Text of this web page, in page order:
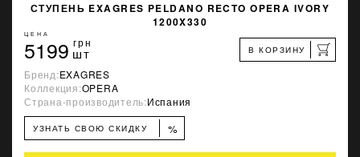
СТУПЕНЬ EXAGRES PELDANO RECTO OPERA IVORY
1200X330
ЦЕНА
5199 грн
шт В КОРЗИНУ
Бренд:EXAGRES
Коллекция:OPERA
Страна-производитель:Испания
УЗНАТЬ СВОЮ СКИДКУ %